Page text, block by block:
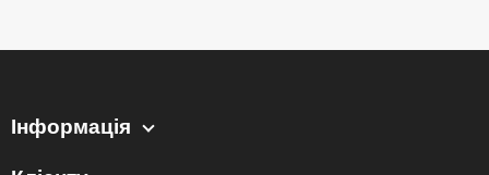
Інформація